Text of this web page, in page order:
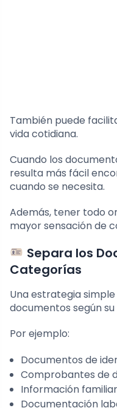
También puede
vida cotidiana.
Cuando los
resulta más fácil
cuando se necesita.
Además, tener todo
mayor sensación de
Separa los
Categorías
Una estrategia
documentos según su
Por ejemplo:
Documentos de
Comprobantes de
Información
Documentación